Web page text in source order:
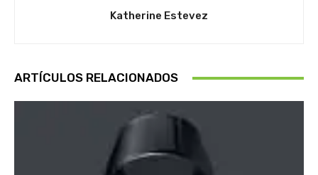
Katherine Estevez
ARTÍCULOS RELACIONADOS